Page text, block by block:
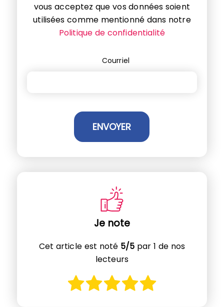
vous acceptez que vos données soient
utilisées comme mentionné dans notre
Politique de confidentialité
Courriel
Je note
Cet article est noté 5/5 par 1 de nos
lecteurs